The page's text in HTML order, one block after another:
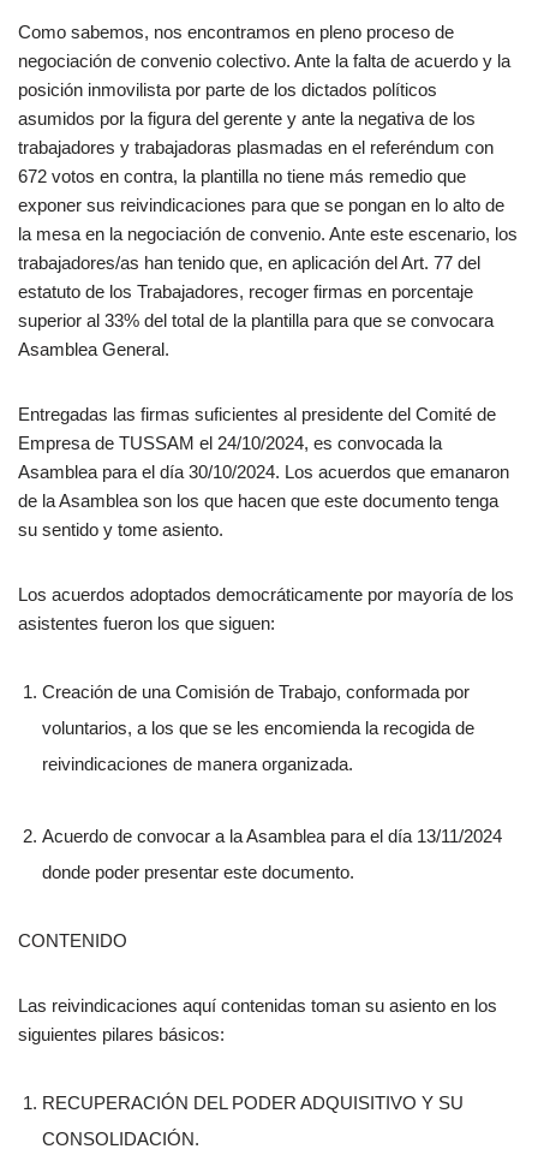
Como sabemos, nos encontramos en pleno proceso de
negociación de convenio colectivo. Ante la falta de acuerdo y la
posición inmovilista por parte de los dictados políticos
asumidos por la figura del gerente y ante la negativa de los
trabajadores y trabajadoras plasmadas en el referéndum con
672 votos en contra, la plantilla no tiene más remedio que
exponer sus reivindicaciones para que se pongan en lo alto de
la mesa en la negociación de convenio. Ante este escenario, los
trabajadores/as han tenido que, en aplicación del Art. 77 del
estatuto de los Trabajadores, recoger firmas en porcentaje
superior al 33% del total de la plantilla para que se convocara
Asamblea General.
Entregadas las firmas suficientes al presidente del Comité de
Empresa de TUSSAM el 24/10/2024, es convocada la
Asamblea para el día 30/10/2024. Los acuerdos que emanaron
de la Asamblea son los que hacen que este documento tenga
su sentido y tome asiento.
Los acuerdos adoptados democráticamente por mayoría de los
asistentes fueron los que siguen:
Creación de una Comisión de Trabajo, conformada por
voluntarios, a los que se les encomienda la recogida de
reivindicaciones de manera organizada.
Acuerdo de convocar a la Asamblea para el día 13/11/2024
donde poder presentar este documento.
CONTENIDO
Las reivindicaciones aquí contenidas toman su asiento en los
siguientes pilares básicos:
RECUPERACIÓN DEL PODER ADQUISITIVO Y SU
CONSOLIDACIÓN.